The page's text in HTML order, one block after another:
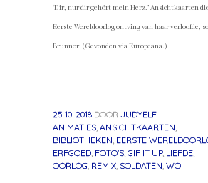
‘Dir, nur dir gehört mein Herz.’ Ansichtkaarten
Eerste Wereldoorlog ontving van haar verloofde,
Brunner. (Gevonden via Europeana.)
25-10-2018 DOOR JUDYELF
ANIMATIES, ANSICHTKAARTEN,
BIBLIOTHEKEN, EERSTE
ERFGOED, FOTO'S, GIF IT UP, LIEFDE,
OORLOG, REMIX, SOLDATEN, WO I